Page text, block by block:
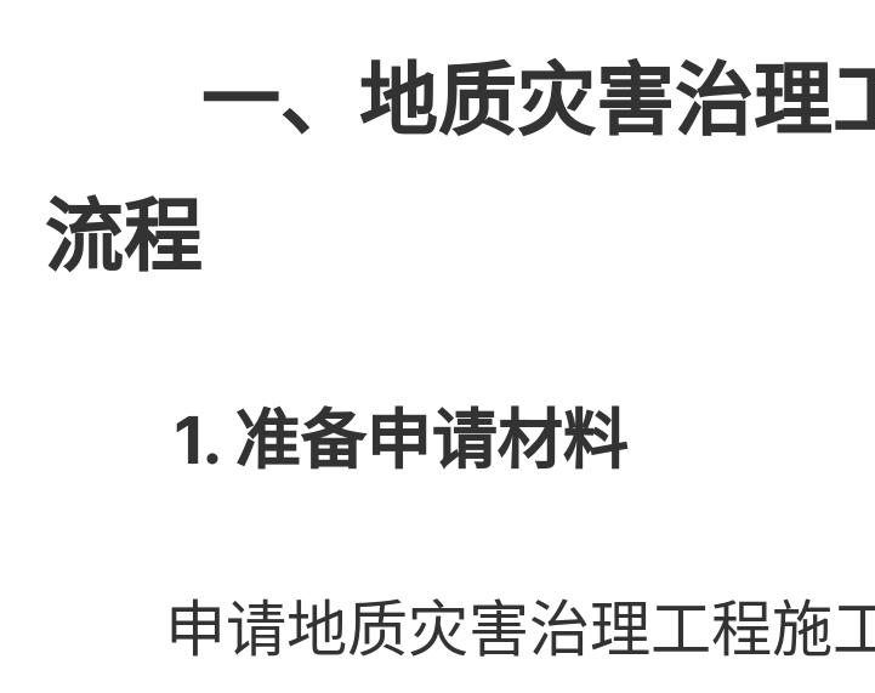
一、地质灾害治理
流程
1. 准备申请材料
申请地质灾害治理工程施